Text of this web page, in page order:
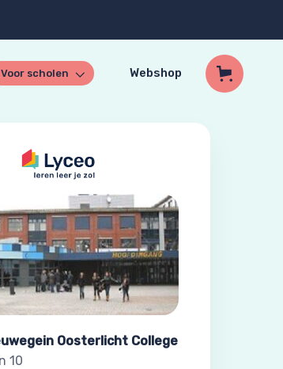
Voor scholen Webshop
Oosterlicht College
10